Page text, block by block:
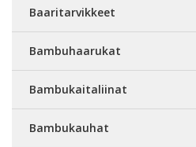
Baaritarvikkeet
Bambuhaarukat
Bambukaitaliinat
Bambukauhat